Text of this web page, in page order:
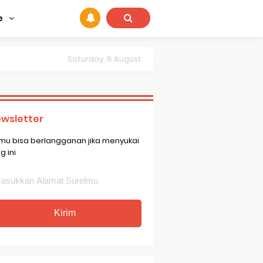
Saturday, 8 August
bisa berlangganan jika menyukai
ini